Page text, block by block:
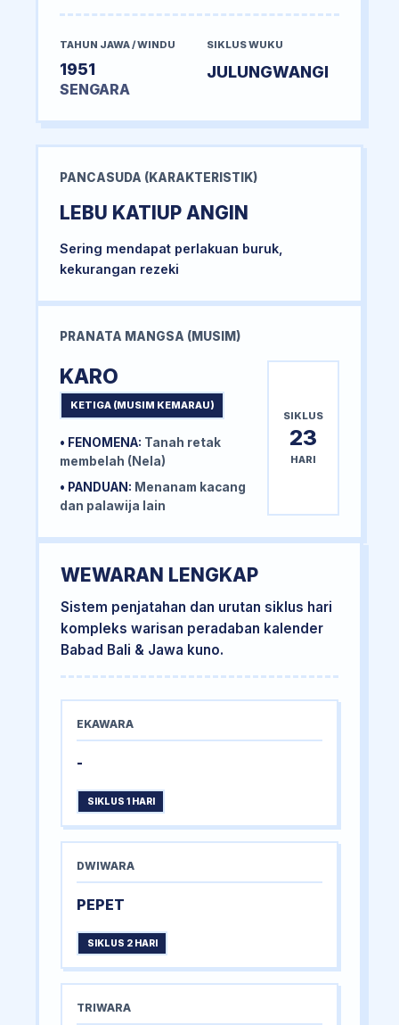
TAHUN JAWA / WINDU
1951
SENGARA
SIKLUS WUKU
JULUNGWANGI
PANCASUDA (KARAKTERISTIK)
LEBU KATIUP ANGIN
Sering mendapat perlakuan buruk,
kekurangan rezeki
PRANATA MANGSA (MUSIM)
KARO
KETIGA (MUSIM KEMARAU)
• FENOMENA: Tanah retak
membelah (Nela)
• PANDUAN: Menanam kacang
dan palawija lain
SIKLUS
23
HARI
WEWARAN LENGKAP
Sistem penjatahan dan urutan siklus hari
kompleks warisan peradaban kalender
Babad Bali & Jawa kuno.
EKAWARA
-
SIKLUS 1 HARI
DWIWARA
PEPET
SIKLUS 2 HARI
TRIWARA